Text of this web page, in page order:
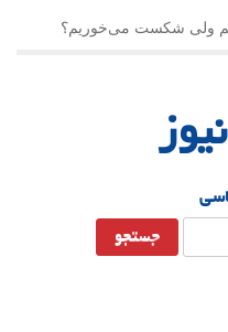
ولی شکست می‌خوریم؟